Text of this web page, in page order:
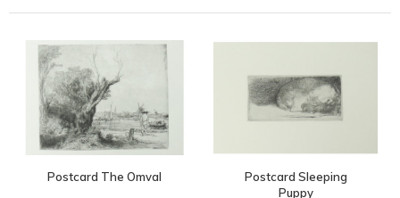
Postcard The Omval
Postcard Sleeping
Puppy